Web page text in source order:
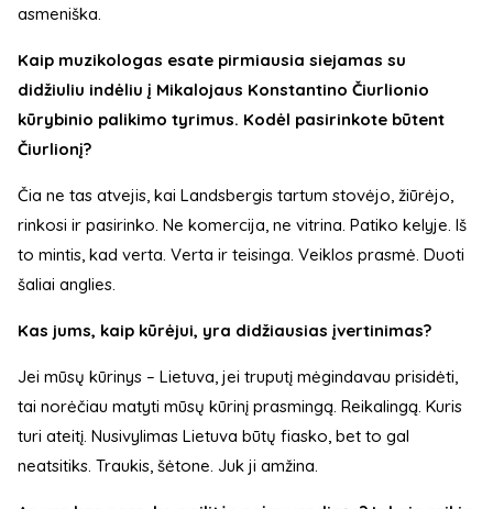
asmeniška.
Kaip muzikologas esate pirmiausia siejamas su
didžiuliu indėliu į Mikalojaus Konstantino Čiurlionio
kūrybinio palikimo tyrimus. Kodėl pasirinkote būtent
Čiurlionį?
Čia ne tas atvejis, kai Landsbergis tartum stovėjo, žiūrėjo,
rinkosi ir pasirinko. Ne komercija, ne vitrina. Patiko kelyje. Iš
to mintis, kad verta. Verta ir teisinga. Veiklos prasmė. Duoti
šaliai anglies.
Kas jums, kaip kūrėjui, yra didžiausias įvertinimas?
Jei mūsų kūrinys – Lietuva, jei truputį mėgindavau prisidėti,
tai norėčiau matyti mūsų kūrinį prasmingą. Reikalingą. Kuris
turi ateitį. Nusivylimas Lietuva būtų fiasko, bet to gal
neatsitiks. Traukis, šėtone. Juk ji amžina.